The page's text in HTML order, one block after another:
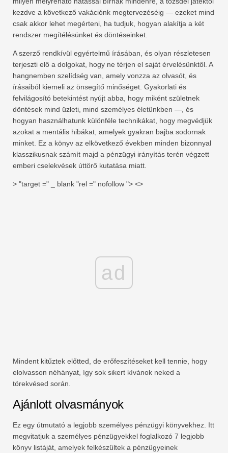
kezdve a következő vakációnk megtervezéséig ― ezeket mind
csak akkor lehet megérteni, ha tudjuk, hogyan alakítja a két
rendszer megítélésünket és döntéseinket.
A szerző rendkívül egyértelmű írásában, és olyan részletesen
terjeszti elő a dolgokat, hogy ne térjen el saját érvelésünktől. A
hangnemben szelídség van, amely vonzza az olvasót, és
írásaiból kiemeli az önsegítő minőséget. Gyakorlati és
felvilágosító betekintést nyújt abba, hogy miként születnek
döntések mind üzleti, mind személyes életünkben ―, és
hogyan használhatunk különféle technikákat, hogy megvédjük
azokat a mentális hibákat, amelyek gyakran bajba sodornak
minket. Ez a könyv az elkövetkező években minden bizonnyal
klasszikusnak számít majd a pénzügyi irányítás terén végzett
emberi cselekvések úttörő kutatása miatt.
> "target =" _ blank "rel =" nofollow "> <>
ad
Mindent kitűztek előtted, de erőfeszítéseket kell tennie, hogy
elolvasson néhányat, így sok sikert kívánok neked a
törekvésed során.
Ajánlott olvasmányok
Ez egy útmutató a legjobb személyes pénzügyi könyvekhez. Itt
megvitatjuk a személyes pénzügyekkel foglalkozó 7 legjobb
könyv listáját, amelyek felkészültek a pénzügyeinek